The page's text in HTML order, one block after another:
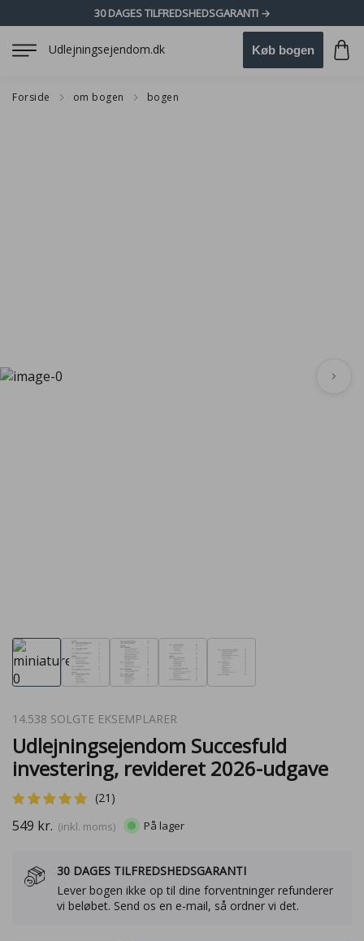
30 DAGES TILFREDSHEDSGARANTI →
Udlejningsejendom.dk Køb bogen
Forside om bogen bogen
14.538 SOLGTE EKSEMPLARER
Udlejningsejendom Succesfuld
investering, revideret 2026-udgave
(21 )
549 kr. (inkl. moms) På lager
30 DAGES TILFREDSHEDSGARANTI
Lever bogen ikke op til dine forventninger refunderer
vi beløbet. Send os en e-mail, så ordner vi det.